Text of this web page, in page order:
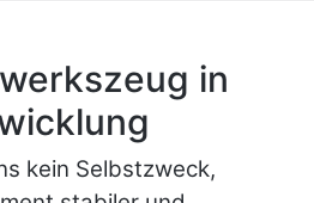
in
kein Selbstzweck,